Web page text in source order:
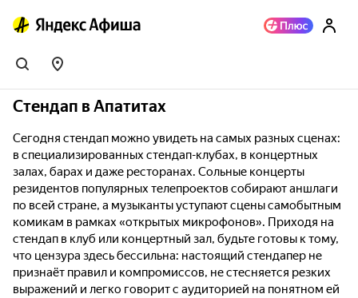
Стендап в Апатитах
Сегодня стендап можно увидеть на самых разных сценах:
в специализированных стендап-клубах, в концертных
залах, барах и даже ресторанах. Сольные концерты
резидентов популярных телепроектов собирают аншлаги
по всей стране, а музыканты уступают сцены самобытным
комикам в рамках «открытых микрофонов». Приходя на
стендап в клуб или концертный зал, будьте готовы к тому,
что цензура здесь бессильна: настоящий стендапер не
признаёт правил и компромиссов, не стесняется резких
выражений и легко говорит с аудиторией на понятном ей